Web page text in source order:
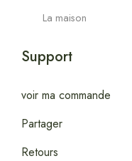
La maison
Support
voir ma commande
Partager
Retours